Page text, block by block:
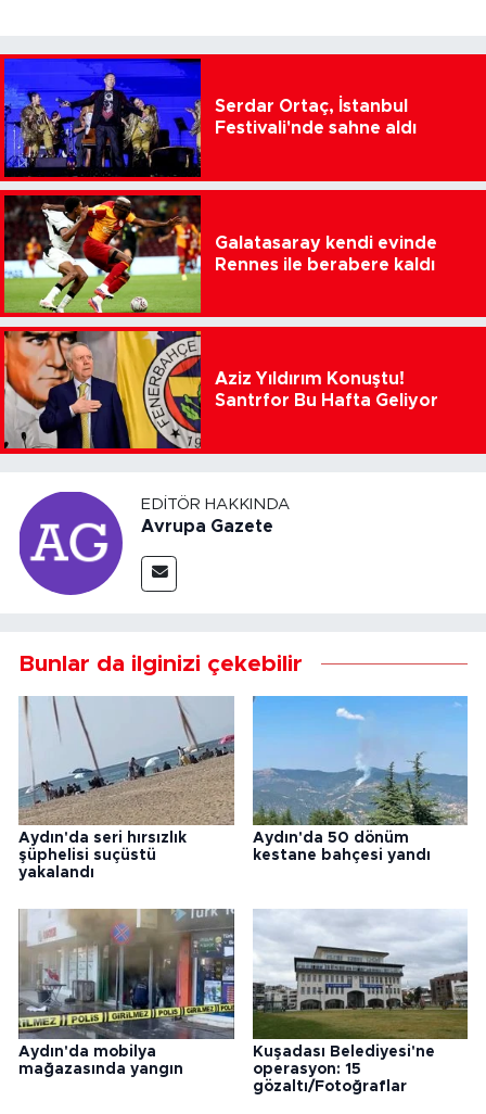
Serdar Ortaç, İstanbul
Festivali'nde sahne aldı
Galatasaray kendi evinde
Rennes ile berabere kaldı
Aziz Yıldırım Konuştu!
Santrfor Bu Hafta Geliyor
EDITÖR HAKKINDA
Avrupa Gazete
Bunlar da ilginizi çekebilir
Aydın'da seri hırsızlık
şüphelisi suçüstü
yakalandı
Aydın'da 50 dönüm
kestane bahçesi yandı
Aydın'da mobilya
mağazasında yangın
Kuşadası Belediyesi'ne
operasyon: 15
gözaltı/Fotoğraflar